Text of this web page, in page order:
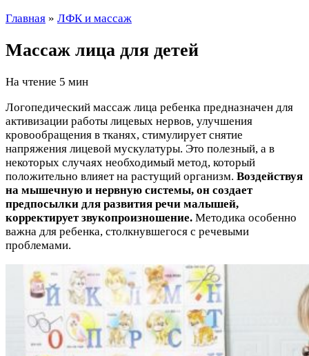
Главная » ЛФК и массаж
Массаж лица для детей
На чтение 5 мин
Логопедический массаж лица ребенка предназначен для
активизации работы лицевых нервов, улучшения
кровообращения в тканях, стимулирует снятие
напряжения лицевой мускулатуры. Это полезный, а в
некоторых случаях необходимый метод, который
положительно влияет на растущий организм. Воздействуя
на мышечную и нервную системы, он создает
предпосылки для развития речи малышей,
корректирует звукопроизношение. Методика особенно
важна для ребенка, столкнувшегося с речевыми
проблемами.